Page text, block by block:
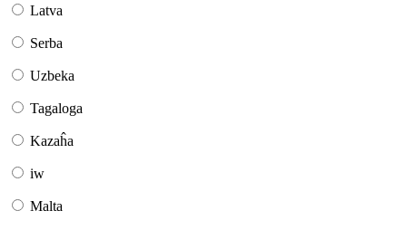
Latva
Serba
Uzbeka
Tagaloga
Kazaĥa
iw
Malta